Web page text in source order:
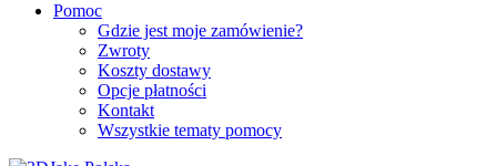
Pomoc
Gdzie jest moje zamówienie?
Zwroty
Koszty dostawy
Opcje płatności
Kontakt
Wszystkie tematy pomocy